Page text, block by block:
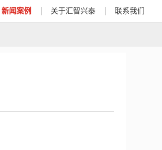
新闻案例 关于汇智兴泰 联系我们